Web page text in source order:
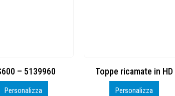
ricamate in HD
Personalizza
KIT CAMP 100
Personalizza